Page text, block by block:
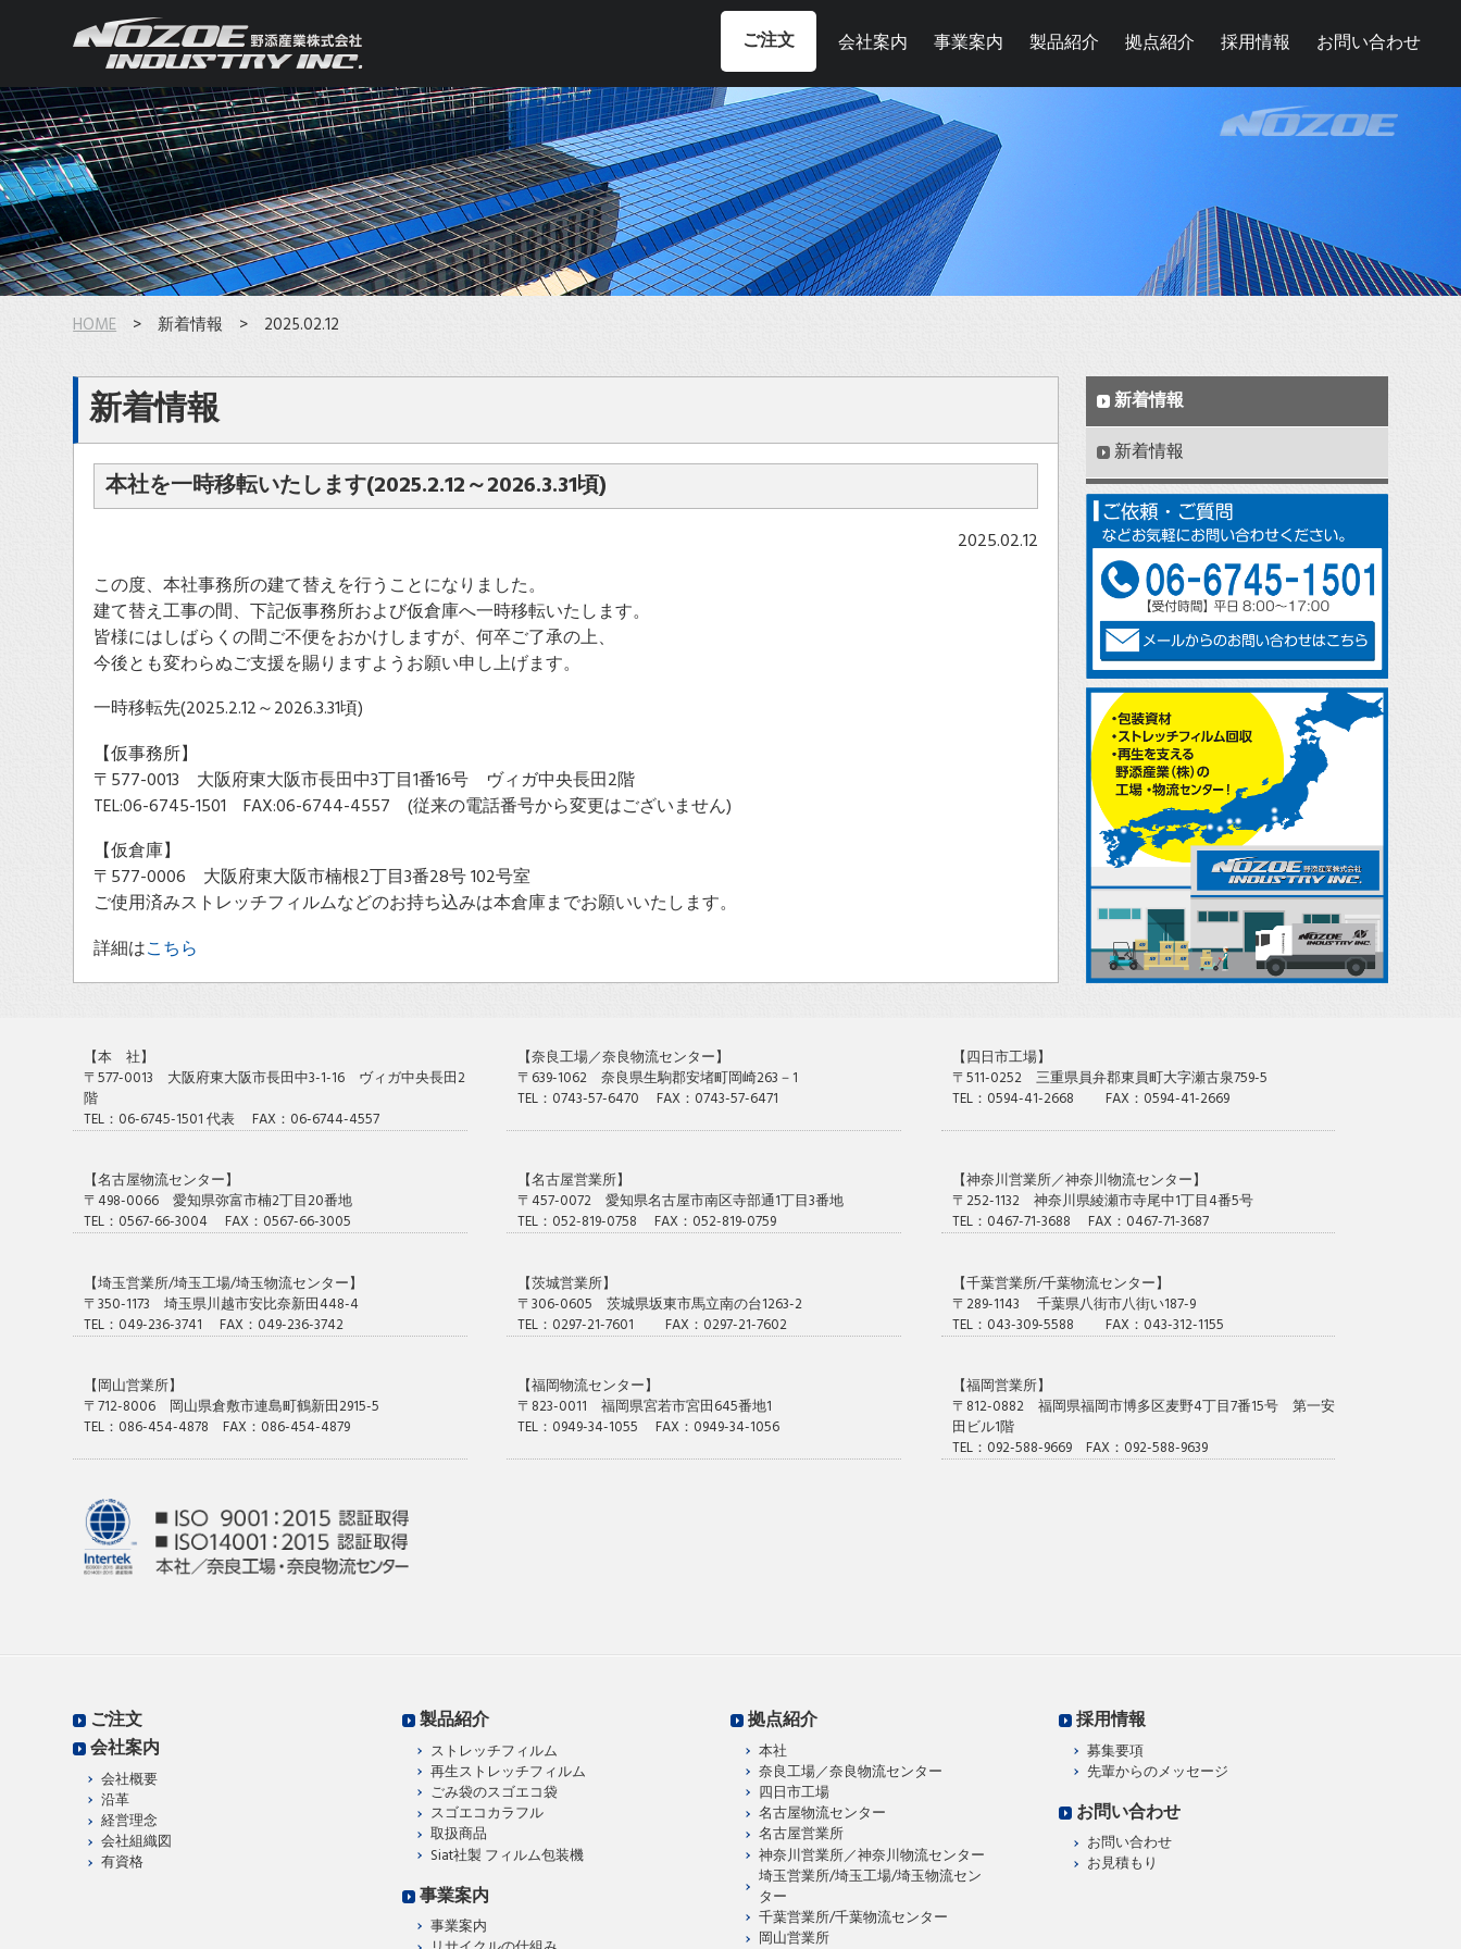
ご注文 会社案内 事業案内 製品紹介 拠点紹介 採用情報 お問い合わせ
HOME > 新着情報 > 2025.02.12
新着情報
新着情報
新着情報
本社を一時移転いたします(2025.2.12～2026.3.31頃)
2025.02.12
この度、本社事務所の建て替えを行うことになりました。
建て替え工事の間、下記仮事務所および仮倉庫へ一時移転いたします。
皆様にはしばらくの間ご不便をおかけしますが、何卒ご了承の上、
今後とも変わらぬご支援を賜りますようお願い申し上げます。
一時移転先(2025.2.12～2026.3.31頃)
【仮事務所】
〒577-0013 大阪府東大阪市長田中3丁目1番16号 ヴィガ中央長田2階
TEL:06-6745-1501 FAX:06-6744-4557 (従来の電話番号から変更はございません)
【仮倉庫】
〒577-0006 大阪府東大阪市楠根2丁目3番28号 102号室
ご使用済みストレッチフィルムなどのお持ち込みは本倉庫までお願いいたします。
詳細はこちら
【本 社】
〒577-0013 大阪府東大阪市長田中3-1-16 ヴィガ中央長田2
階
TEL：06-6745-1501 代表 FAX：06-6744-4557
【奈良工場／奈良物流センター】
〒639-1062 奈良県生駒郡安堵町岡崎263－1
TEL：0743-57-6470 FAX：0743-57-6471
【四日市工場】
〒511-0252 三重県員弁郡東員町大字瀬古泉759-5
TEL：0594-41-2668 FAX：0594-41-2669
【名古屋物流センター】
〒498-0066 愛知県弥富市楠2丁目20番地
TEL：0567-66-3004 FAX：0567-66-3005
【名古屋営業所】
〒457-0072 愛知県名古屋市南区寺部通1丁目3番地
TEL：052-819-0758 FAX：052-819-0759
【神奈川営業所／神奈川物流センター】
〒252-1132 神奈川県綾瀬市寺尾中1丁目4番5号
TEL：0467-71-3688 FAX：0467-71-3687
【埼玉営業所/埼玉工場/埼玉物流センター】
〒350-1173 埼玉県川越市安比奈新田448-4
TEL：049-236-3741 FAX：049-236-3742
【茨城営業所】
〒306-0605 茨城県坂東市馬立南の台1263-2
TEL：0297-21-7601 FAX：0297-21-7602
【千葉営業所/千葉物流センター】
〒289-1143 千葉県八街市八街い187-9
TEL：043-309-5588 FAX：043-312-1155
【岡山営業所】
〒712-8006 岡山県倉敷市連島町鶴新田2915-5
TEL：086-454-4878 FAX：086-454-4879
【福岡物流センター】
〒823-0011 福岡県宮若市宮田645番地1
TEL：0949-34-1055 FAX：0949-34-1056
【福岡営業所】
〒812-0882 福岡県福岡市博多区麦野4丁目7番15号 第一安
田ビル1階
TEL：092-588-9669 FAX：092-588-9639
ご注文
会社案内
会社概要
沿革
経営理念
会社組織図
有資格
製品紹介
ストレッチフィルム
再生ストレッチフィルム
ごみ袋のスゴエコ袋
スゴエコカラフル
取扱商品
Siat社製 フィルム包装機
事業案内
事業案内
拠点紹介
本社
奈良工場／奈良物流センター
四日市工場
名古屋物流センター
名古屋営業所
神奈川営業所／神奈川物流センター
埼玉営業所/埼玉工場/埼玉物流セン
ター
千葉営業所/千葉物流センター
岡山営業所
採用情報
募集要項
先輩からのメッセージ
お問い合わせ
お問い合わせ
お見積もり